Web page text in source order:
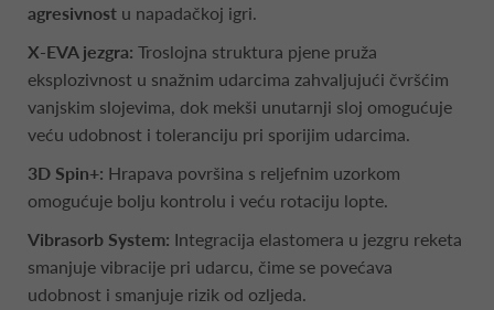
agresivnost u napadačkoj igri.
X-EVA jezgra: Troslojna struktura pjene pruža
eksplozivnost u snažnim udarcima zahvaljujući čvršćim
vanjskim slojevima, dok mekši unutarnji sloj omogućuje
veću udobnost i toleranciju pri sporijim udarcima.
3D Spin+: Hrapava površina s reljefnim uzorkom
omogućuje bolju kontrolu i veću rotaciju lopte.
Vibrasorb System: Integracija elastomera u jezgru reketa
smanjuje vibracije pri udarcu, čime se povećava
udobnost i smanjuje rizik od ozljeda.